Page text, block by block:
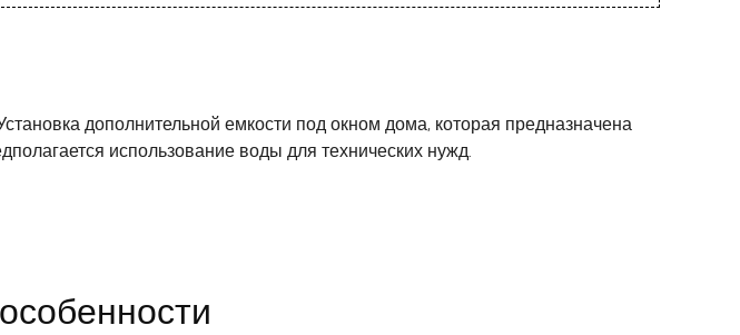
дополнительной емкости под окном дома, которая предназначена
использование воды для технических нужд.